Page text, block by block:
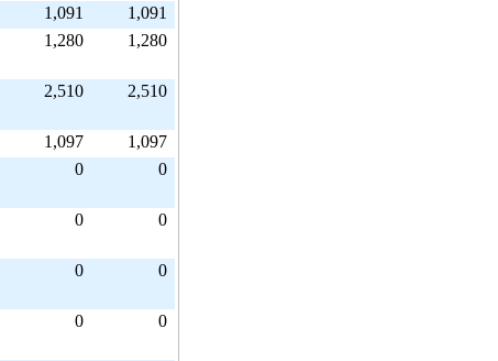
1,091
1,091
1,280 1,280
2,510 2,510
1,097
1,097
0 0
0 0
0 0
0 0